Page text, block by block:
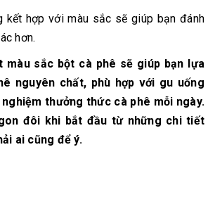
kết hợp với màu sắc sẽ giúp bạn đánh
hơn.
màu sắc bột cà phê sẽ giúp bạn lựa
nguyên chất, phù hợp với gu uống
thưởng thức cà phê mỗi ngày.
đôi khi bắt đầu từ những chi tiết
ai cũng để ý.